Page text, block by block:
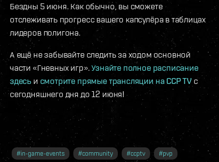
Бездны 5 июня. Как обычно, вы сможете
отслеживать прогресс вашего капсулёра в таблицах
лидеров полигона.
А ещё не забывайте следить за ходом основной
части «Гневных игр».Узнайте полное расписание
здесь и смотрите прямые трансляции на CCP TV с
сегодняшнего дня до 12 июня!
#in-game-events #community #ccptv #pvp